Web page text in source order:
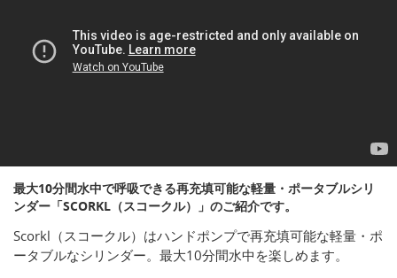
最大10分間水中で呼吸できる再充填可能な軽量・ポータブルシリ
ンダー「SCORKL（スコークル）」のご紹介です。
Scorkl（スコークル）はハンドポンプで再充填可能な軽量・ポ
ータブルなシリンダー。最大10分間水中を楽しめます。